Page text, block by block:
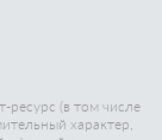
ресурс (в том числе
характер,